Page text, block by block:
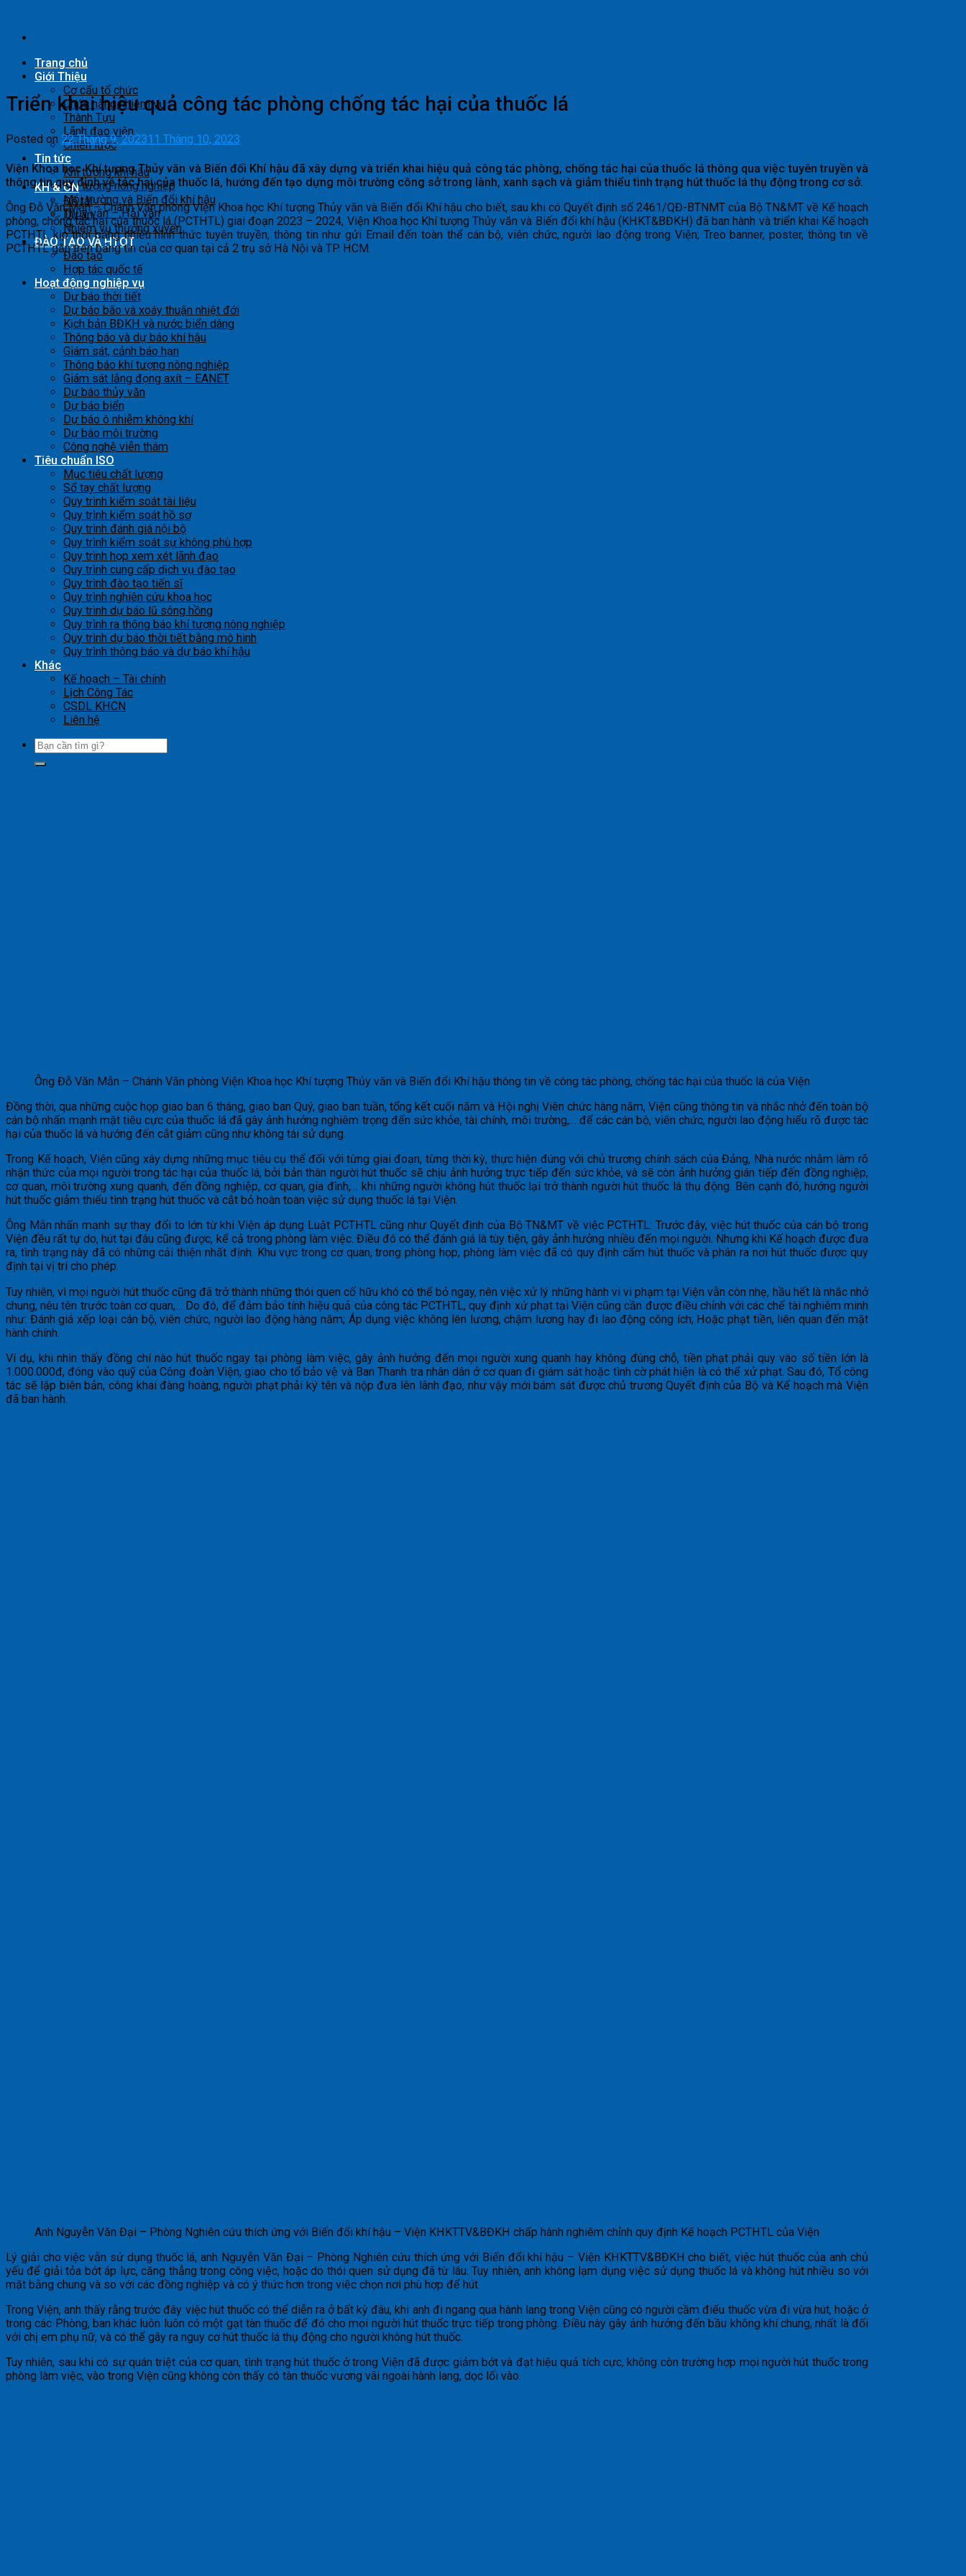
content
Trang chủ
Giới Thiệu
Cơ cấu tổ chức
Chức năng nhiệm vụ
Thành Tựu
Lãnh đạo viện
Chiến lược
Tin tức
Khí tượng khí hậu
Khí tượng nông nghiệp
Môi trường và Biến đổi khí hậu
Thủy văn – Hải văn
KH & CN
Đề tài
Dự án
Nhiệm vụ thường xuyên
ĐÀO TẠO VÀ HTQT
Đào tạo
Hợp tác quốc tế
Hoạt động nghiệp vụ
Dự báo thời tiết
Dự báo bão và xoáy thuận nhiệt đới
Kịch bản BĐKH và nước biển dâng
Thông báo và dự báo khí hậu
Giám sát, cảnh báo hạn
Thông báo khí tượng nông nghiệp
Giám sát lắng đọng axít – EANET
Dự báo thủy văn
Dự báo biển
Dự báo ô nhiễm không khí
Dự báo môi trường
Công nghệ viễn thám
Tiêu chuẩn ISO
Mục tiêu chất lượng
Sổ tay chất lượng
Quy trình kiểm soát tài liệu
Quy trình kiểm soát hồ sơ
Quy trình đánh giá nội bộ
Quy trình kiểm soát sự không phù hợp
Quy trình họp xem xét lãnh đạo
Quy trình cung cấp dịch vụ đào tạo
Quy trình đào tạo tiến sĩ
Quy trình nghiên cứu khoa học
Quy trình dự báo lũ sông hồng
Quy trình ra thông báo khí tượng nông nghiệp
Quy trình dự báo thời tiết bằng mô hình
Quy trình thông báo và dự báo khí hậu
Khác
Kế hoạch – Tài chính
Lịch Công Tác
CSDL KHCN
Liên hệ
Triển khai hiệu quả công tác phòng chống tác hại của thuốc lá
Posted on 22 Tháng 9, 202311 Tháng 10, 2023
Viện Khoa học Khí tượng Thủy văn và Biến đổi Khí hậu đã xây dựng và triển khai hiệu quả công tác phòng, chống tác hại của thuốc lá thông qua việc tuyên truyền và
thông tin quy định về tác hại của thuốc lá, hướng đến tạo dựng môi trường công sở trong lành, xanh sạch và giảm thiểu tình trạng hút thuốc lá thụ động trong cơ sở.
Ông Đỗ Văn Mẫn – Chánh Văn phòng Viện Khoa học Khí tượng Thủy văn và Biến đổi Khí hậu cho biết, sau khi có Quyết định số 2461/QĐ-BTNMT của Bộ TN&MT về Kế hoạch
phòng, chống tác hại của thuốc lá (PCTHTL) giai đoạn 2023 – 2024, Viện Khoa học Khí tượng Thủy văn và Biến đổi khí hậu (KHKT&BĐKH) đã ban hành và triển khai Kế hoạch
PCTHTL kịp thời bằng nhiều hình thức tuyên truyền, thông tin như gửi Email đến toàn thể cán bộ, viên chức, người lao động trong Viện; Treo banner, poster, thông tin về
PCTHTL gắn trên bảng tin của cơ quan tại cả 2 trụ sở Hà Nội và TP. HCM.
Ông Đỗ Văn Mẫn – Chánh Văn phòng Viện Khoa học Khí tượng Thủy văn và Biến đổi Khí hậu thông tin về công tác phòng, chống tác hại của thuốc lá của Viện
Đồng thời, qua những cuộc họp giao ban 6 tháng, giao ban Quý, giao ban tuần, tổng kết cuối năm và Hội nghị Viên chức hàng năm, Viện cũng thông tin và nhắc nhở đến toàn bộ
cán bộ nhấn mạnh mặt tiêu cực của thuốc lá đã gây ảnh hưởng nghiêm trọng đến sức khỏe, tài chính, môi trường,… để các cán bộ, viên chức, người lao động hiểu rõ được tác
hại của thuốc lá và hướng đến cắt giảm cũng như không tái sử dụng.
Trong Kế hoạch, Viện cũng xây dựng những mục tiêu cụ thể đối với từng giai đoạn, từng thời kỳ, thực hiện đúng với chủ trương chính sách của Đảng, Nhà nước nhằm làm rõ
nhận thức của mọi người trong tác hại của thuốc lá, bởi bản thân người hút thuốc sẽ chịu ảnh hưởng trực tiếp đến sức khỏe, và sẽ còn ảnh hưởng gián tiếp đến đồng nghiệp,
cơ quan, môi trường xung quanh, đến đồng nghiệp, cơ quan, gia đình,… khi những người không hút thuốc lại trở thành người hút thuốc lá thụ động. Bên cạnh đó, hướng người
hút thuốc giảm thiểu tình trạng hút thuốc và cắt bỏ hoàn toàn việc sử dụng thuốc lá tại Viện.
Ông Mẫn nhấn mạnh sự thay đổi to lớn từ khi Viện áp dụng Luật PCTHTL cũng như Quyết định của Bộ TN&MT về việc PCTHTL: Trước đây, việc hút thuốc của cán bộ trong
Viện đều rất tự do, hút tại đâu cũng được, kể cả trong phòng làm việc. Điều đó có thể đánh giá là tùy tiện, gây ảnh hưởng nhiều đến mọi người. Nhưng khi Kế hoạch được đưa
ra, tình trạng này đã có những cải thiện nhất định. Khu vực trong cơ quan, trong phòng họp, phòng làm việc đã có quy định cấm hút thuốc và phân ra nơi hút thuốc được quy
định tại vị trí cho phép.
Tuy nhiên, vì mọi người hút thuốc cũng đã trở thành những thói quen cố hữu khó có thể bỏ ngay, nên việc xử lý những hành vi vi phạm tại Viện vẫn còn nhẹ, hầu hết là nhắc nhở
chung, nêu tên trước toàn cơ quan,… Do đó, để đảm bảo tính hiệu quả của công tác PCTHTL, quy định xử phạt tại Viện cũng cần được điều chỉnh với các chế tài nghiêm minh
như: Đánh giá xếp loại cán bộ, viên chức, người lao động hàng năm; Áp dụng việc không lên lương, chậm lương hay đi lao động công ích; Hoặc phạt tiền, liên quan đến mặt
hành chính.
Ví dụ, khi nhìn thấy đồng chí nào hút thuốc ngay tại phòng làm việc, gây ảnh hưởng đến mọi người xung quanh hay không đúng chỗ, tiền phạt phải quy vào số tiền lớn là
1.000.000đ, đóng vào quỹ của Công đoàn Viện, giao cho tổ bảo vệ và Ban Thanh tra nhân dân ở cơ quan đi giám sát hoặc tình cờ phát hiện là có thể xử phạt. Sau đó, Tổ công
tác sẽ lập biên bản, công khai đàng hoàng, người phạt phải ký tên và nộp đưa lên lãnh đạo, như vậy mới bám sát được chủ trương Quyết định của Bộ và Kế hoạch mà Viện
đã ban hành.
Anh Nguyễn Văn Đại – Phòng Nghiên cứu thích ứng với Biến đổi khí hậu – Viện KHKTTV&BĐKH chấp hành nghiêm chỉnh quy định Kế hoạch PCTHTL của Viện
Lý giải cho việc vẫn sử dụng thuốc lá, anh Nguyễn Văn Đại – Phòng Nghiên cứu thích ứng với Biến đổi khí hậu – Viện KHKTTV&BĐKH cho biết, việc hút thuốc của anh chủ
yếu để giải tỏa bớt áp lực, căng thẳng trong công việc, hoặc do thói quen sử dụng đã từ lâu. Tuy nhiên, anh không lạm dụng việc sử dụng thuốc lá và không hút nhiều so với
mặt bằng chung và so với các đồng nghiệp và có ý thức hơn trong việc chọn nơi phù hợp để hút.
Trong Viện, anh thấy rằng trước đây việc hút thuốc có thể diễn ra ở bất kỳ đâu, khi anh đi ngang qua hành lang trong Viện cũng có người cầm điếu thuốc vừa đi vừa hút, hoặc ở
trong các Phòng, ban khác luôn luôn có một gạt tàn thuốc để đó cho mọi người hút thuốc trực tiếp trong phòng. Điều này gây ảnh hưởng đến bầu không khí chung, nhất là đối
với chị em phụ nữ, và có thể gây ra nguy cơ hút thuốc lá thụ động cho người không hút thuốc.
Tuy nhiên, sau khi có sự quán triệt của cơ quan, tình trạng hút thuốc ở trong Viện đã được giảm bớt và đạt hiệu quả tích cực, không còn trường hợp mọi người hút thuốc trong
phòng làm việc, vào trong Viện cũng không còn thấy có tàn thuốc vương vãi ngoài hành lang, dọc lối vào.